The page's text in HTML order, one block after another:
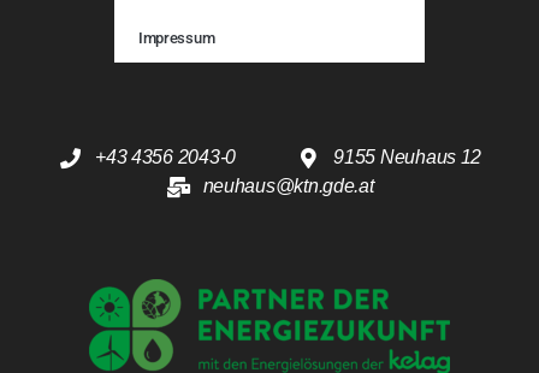
Impressum
+43 4356 2043-0
9155 Neuhaus 12
neuhaus@ktn.gde.at